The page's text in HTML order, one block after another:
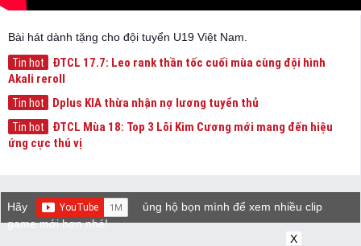
Bài hát dành tặng cho đội tuyển U19 Việt Nam.
Tin hot
ĐTCL 17.7: Leo rank thần tốc cuối mùa cùng đội hình
Akali reroll
Tin hot Dplus KIA thừa nhận nợ lương tuyển thủ
Tin hot
ĐTCL Mùa 18: Top 3 Lõi Kim Cương mới mang đến hiệu
ứng cực thú vị
Hãy
ủng hộ bọn mình để xem nhiều clip
game mới hơn nhé!
X